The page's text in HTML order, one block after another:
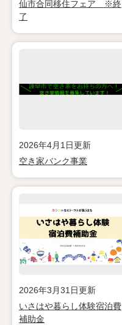
仙市合同移住フェア ※終
了
2026年4月1日更新
空き家バンク事業
2026年3月31日更新
いさはや暮らし体験宿泊費
補助金